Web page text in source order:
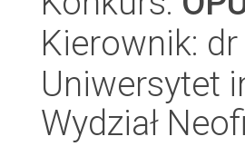
Kierownik:
Uniwersytet
Wydział